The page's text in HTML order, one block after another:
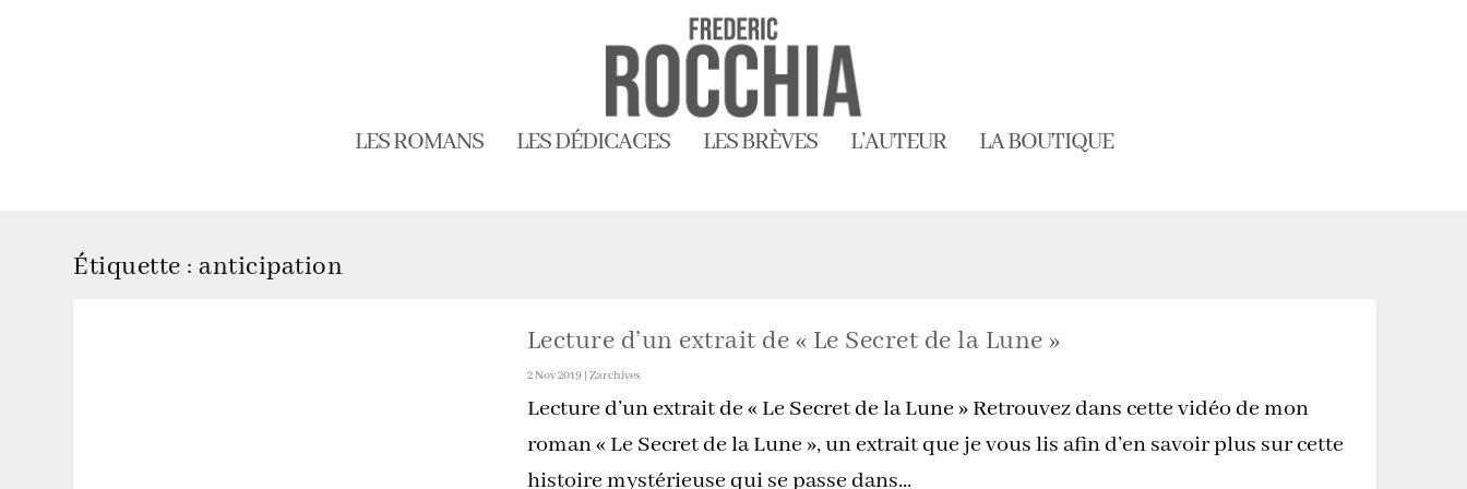
LES ROMANS LES DÉDICACES LES BRÈVES L’AUTEUR LA BOUTIQUE
Étiquette : anticipation
Lecture d’un extrait de « Le Secret de la Lune »
2 Nov 2019| Zarchives
Lecture d’un extrait de « Le Secret de la Lune » Retrouvez dans cette vidéo de mon
roman « Le Secret de la Lune », un extrait que je vous lis afin d’en savoir plus sur cette
histoire mystérieuse qui se passe dans...